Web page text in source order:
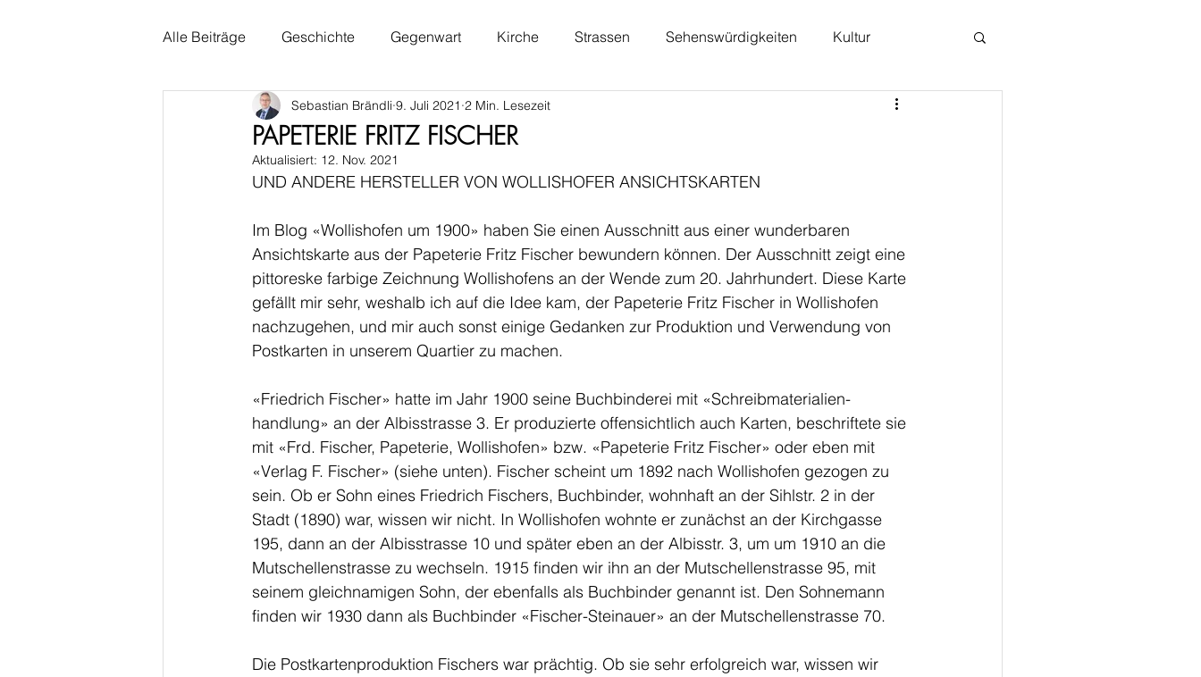
Alle Beiträge Geschichte Gegenwart Kirche Strassen Sehenswürdigkeiten Kultur
Wirtschaft Alltag Politik Wohnen Gastblog
PAPETERIE FRITZ FISCHER
Sebastian Brändli 9. Juli 2021 2 Min. Lesezeit
Aktualisiert: 12. Nov. 2021
UND ANDERE HERSTELLER VON WOLLISHOFER ANSICHTSKARTEN
Im Blog «Wollishofen um 1900» haben Sie einen Ausschnitt aus einer wunderbaren
Ansichtskarte aus der Papeterie Fritz Fischer bewundern können. Der Ausschnitt zeigt eine
pittoreske farbige Zeichnung Wollishofens an der Wende zum 20. Jahrhundert. Diese Karte
gefällt mir sehr, weshalb ich auf die Idee kam, der Papeterie Fritz Fischer in Wollishofen
nachzugehen, und mir auch sonst einige Gedanken zur Produktion und Verwendung von
Postkarten in unserem Quartier zu machen.
«Friedrich Fischer» hatte im Jahr 1900 seine Buchbinderei mit «Schreibmaterialien-
handlung» an der Albisstrasse 3. Er produzierte offensichtlich auch Karten, beschriftete sie
mit «Frd. Fischer, Papeterie, Wollishofen» bzw. «Papeterie Fritz Fischer» oder eben mit
«Verlag F. Fischer» (siehe unten). Fischer scheint um 1892 nach Wollishofen gezogen zu
sein. Ob er Sohn eines Friedrich Fischers, Buchbinder, wohnhaft an der Sihlstr. 2 in der
Stadt (1890) war, wissen wir nicht. In Wollishofen wohnte er zunächst an der Kirchgasse
195, dann an der Albisstrasse 10 und später eben an der Albisstr. 3, um um 1910 an die
Mutschellenstrasse zu wechseln. 1915 finden wir ihn an der Mutschellenstrasse 95, mit
seinem gleichnamigen Sohn, der ebenfalls als Buchbinder genannt ist. Den Sohnemann
finden wir 1930 dann als Buchbinder «Fischer-Steinauer» an der Mutschellenstrasse 70.
Die Postkartenproduktion Fischers war prächtig. Ob sie sehr erfolgreich war, wissen wir